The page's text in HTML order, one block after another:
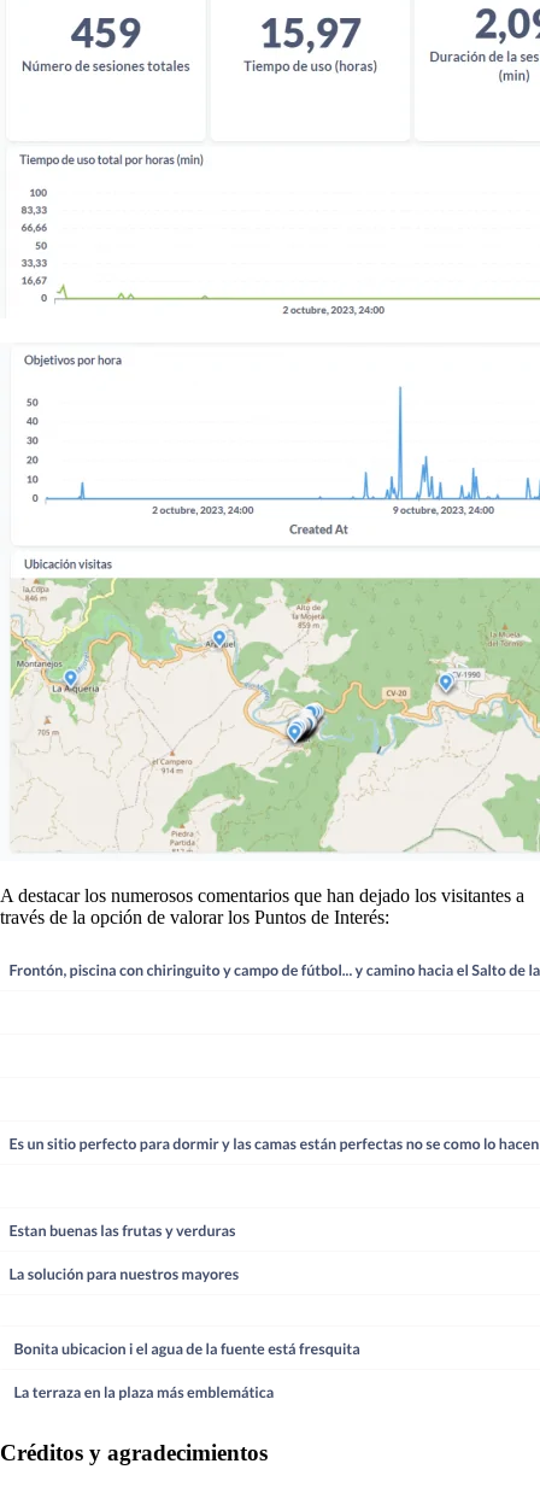
A destacar los numerosos comentarios que han dejado los visitantes a
través de la opción de valorar los Puntos de Interés:
Créditos y agradecimientos